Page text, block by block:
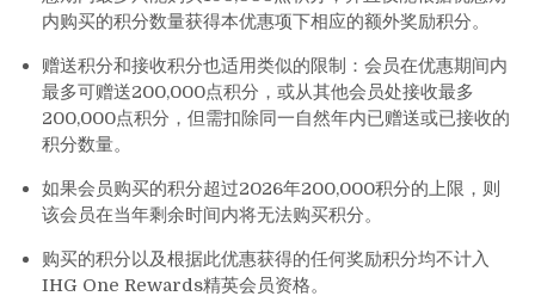
内购买的积分数量获得本优惠项下相应的额外奖励积分。
赠送积分和接收积分也适用类似的限制：会员在优惠期间内
最多可赠送200,000点积分，或从其他会员处接收最多
200,000点积分，但需扣除同一自然年内已赠送或已接收的
积分数量。
如果会员购买的积分超过2026年200,000积分的上限，则
该会员在当年剩余时间内将无法购买积分。
购买的积分以及根据此优惠获得的任何奖励积分均不计入
IHG One Rewards精英会员资格。